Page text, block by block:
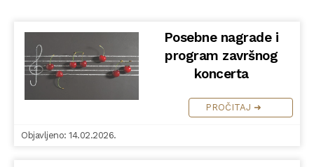
Posebne nagrade i
program završnog
koncerta
PROČITAJ ➜
Objavljeno: 14.02.2026.